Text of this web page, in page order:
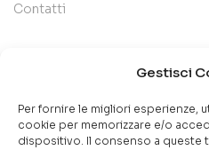
Gestisci
Per fornire le migliori esperienze,
cookie per memorizzare e/o
dispositivo. Il consenso a
Contatti
Privacy Policy